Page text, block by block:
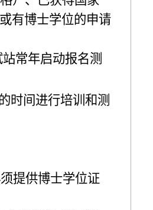
有博士学位的申请
常年启动报名测
时间进行培训和测
提供博士学位证